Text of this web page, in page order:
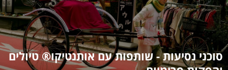
סוכני נסיעות - שותפות עם אותנטיקו® טיולים